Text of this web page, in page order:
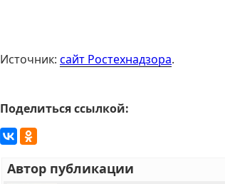
Источник: сайт Ростехнадзора.
Поделиться ссылкой:
Автор публикации